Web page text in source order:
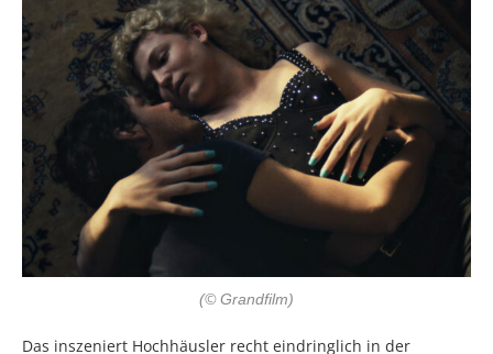
(© Grandfilm)
Das inszeniert Hochhäusler recht eindringlich in der